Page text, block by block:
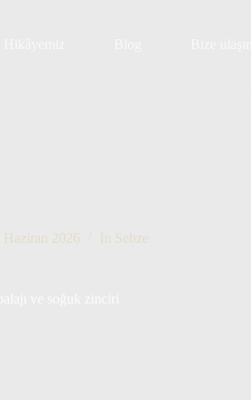
Haziran 2026 In Sebze